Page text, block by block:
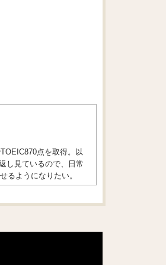
点を取得。以
し見ているので、日常
るようになりたい。